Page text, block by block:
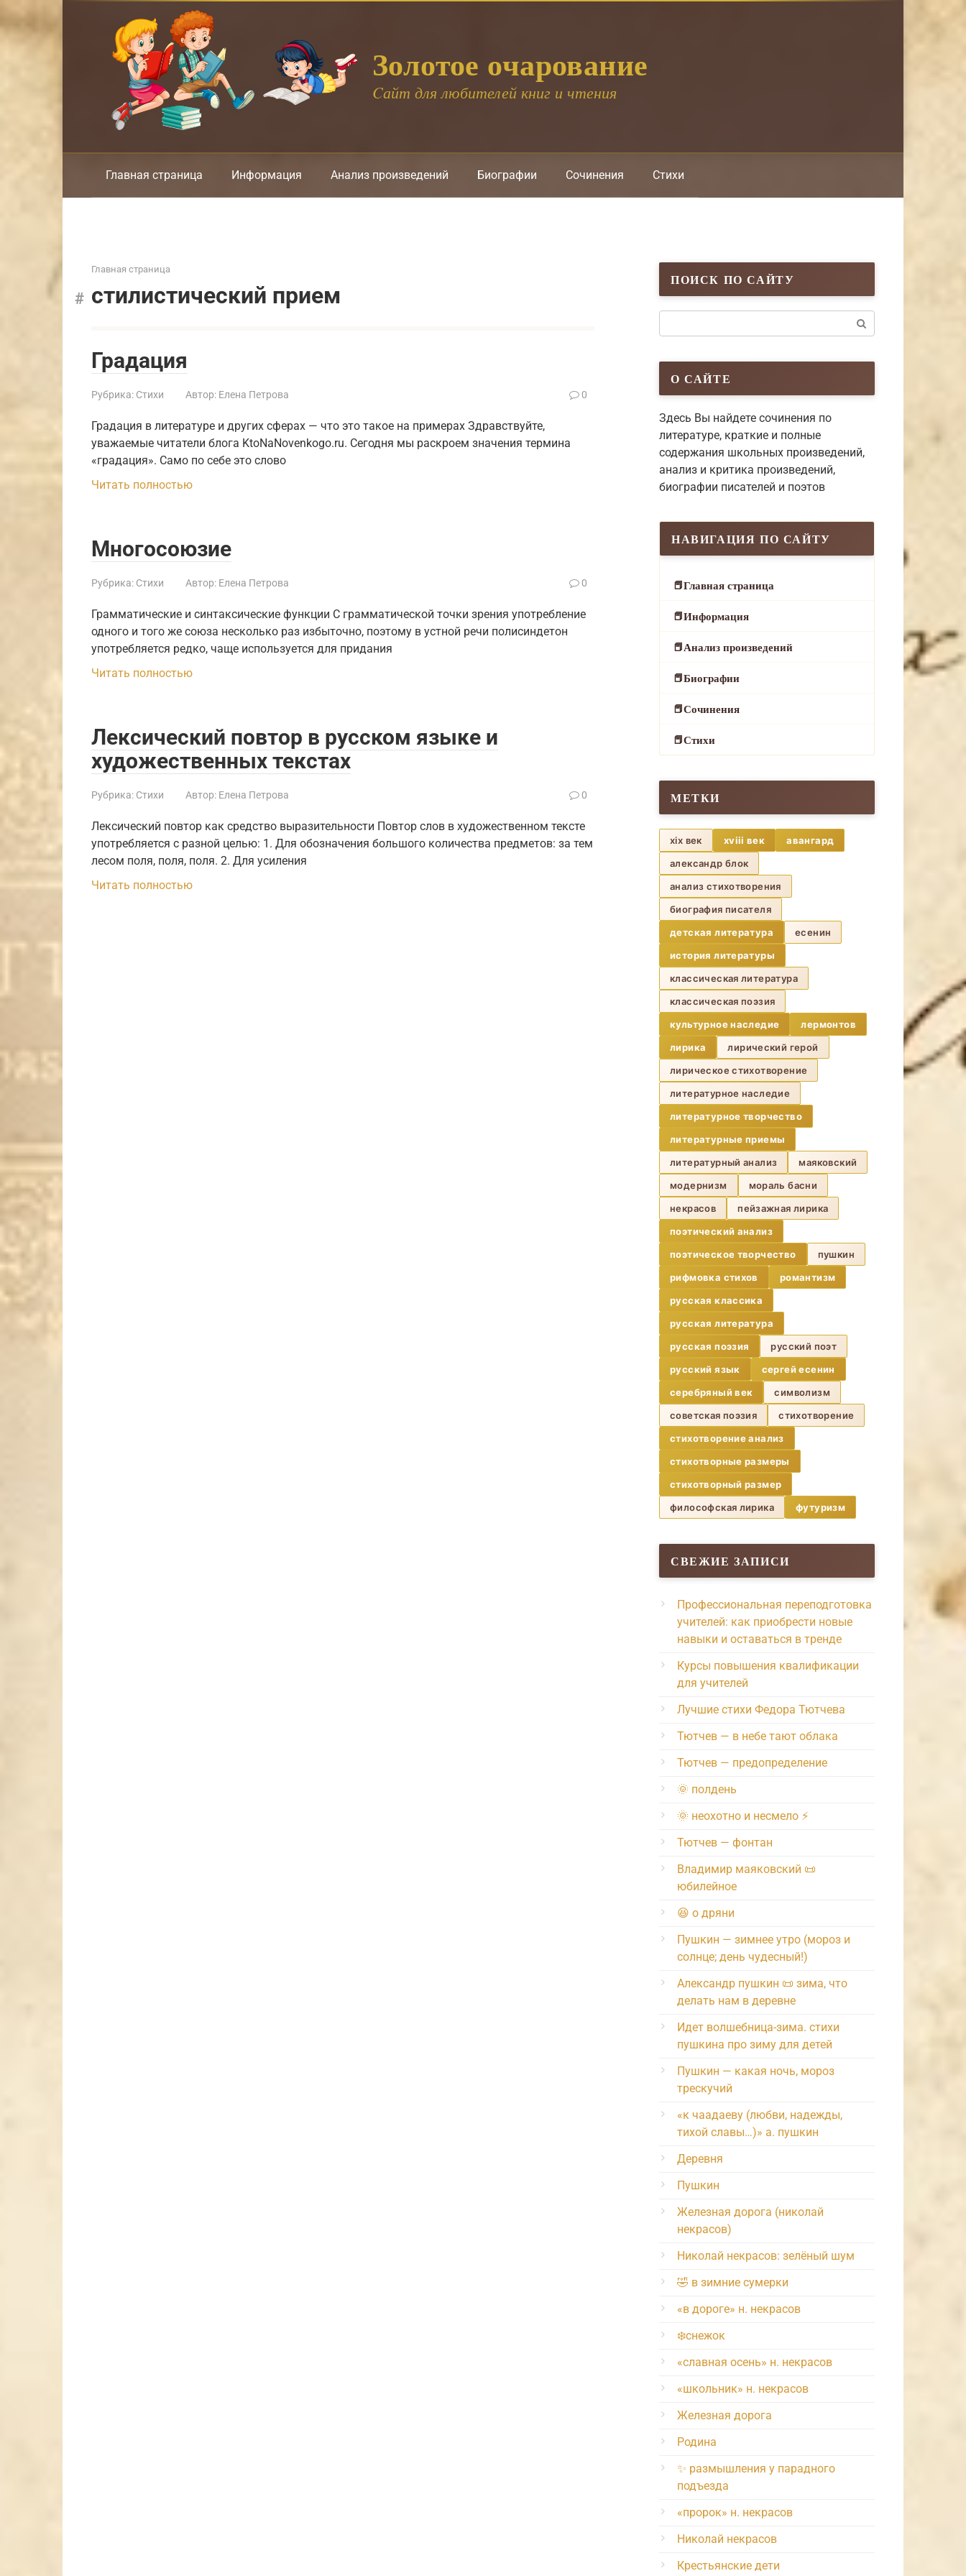
к
Золотое очарование
Cайт для любителей книг и чтения
Главная страница Информация Анализ произведений Биографии Сочинения Стихи
Главная страница
стилистический прием
Градация
Рубрика: Стихи Автор: Елена Петрова 0
Градация в литературе и других сферах — что это такое на примерах Здравствуйте,
уважаемые читатели блога KtoNaNovenkogo.ru. Сегодня мы раскроем значения термина
«градация». Само по себе это слово
Читать полностью
Многосоюзие
Рубрика: Стихи Автор: Елена Петрова 0
Грамматические и синтаксические функции С грамматической точки зрения употребление
одного и того же союза несколько раз избыточно, поэтому в устной речи полисиндетон
употребляется редко, чаще используется для придания
Читать полностью
Лексический повтор в русском языке и
художественных текстах
Рубрика: Стихи Автор: Елена Петрова 0
Лексический повтор как средство выразительности Повтор слов в художественном тексте
употребляется с разной целью: 1. Для обозначения большого количества предметов: за тем
лесом поля, поля, поля. 2. Для усиления
Читать полностью
ПОИСК ПО САЙТУ
О САЙТЕ
Здесь Вы найдете сочинения по
литературе, краткие и полные
содержания школьных произведений,
анализ и критика произведений,
биографии писателей и поэтов
НАВИГАЦИЯ ПО САЙТУ
Главная страница
Информация
Анализ произведений
Биографии
Сочинения
Стихи
МЕТКИ
xix век xviii век
авангард
александр блок
анализ стихотворения
биография писателя
детская литература
есенин
история литературы
классическая литература
классическая поэзия
культурное наследие
лермонтов
лирика
лирический герой
лирическое стихотворение
литературное наследие
литературное творчество
литературные приемы
литературный анализ
маяковский
модернизм
мораль басни
некрасов
пейзажная лирика
поэтический анализ
поэтическое творчество
пушкин
рифмовка стихов
романтизм
русская классика
русская литература
русская поэзия
русский поэт
русский язык
сергей есенин
серебряный век
символизм
советская поэзия
стихотворение
стихотворение анализ
стихотворные размеры
стихотворный размер
философская лирика
футуризм
СВЕЖИЕ ЗАПИСИ
Профессиональная переподготовка
учителей: как приобрести новые
навыки и оставаться в тренде
Курсы повышения квалификации
для учителей
Лучшие стихи Федора Тютчева
Тютчев — в небе тают облака
Тютчев — предопределение
🌞 полдень
🌞 неохотно и несмело ⚡️
Тютчев — фонтан
Владимир маяковский 📜
юбилейное
😆 о дряни
Пушкин — зимнее утро (мороз и
солнце; день чудесный!)
Александр пушкин 📜 зима, что
делать нам в деревне
Идет волшебница-зима. стихи
пушкина про зиму для детей
Пушкин — какая ночь, мороз
трескучий
«к чаадаеву (любви, надежды,
тихой славы…)» а. пушкин
Деревня
Пушкин
Железная дорога (николай
некрасов)
Николай некрасов: зелёный шум
🤣 в зимние сумерки
«в дороге» н. некрасов
❄️снежок
«славная осень» н. некрасов
«школьник» н. некрасов
Железная дорога
Родина
✨ размышления у парадного
подъезда
«пророк» н. некрасов
Николай некрасов
Крестьянские дети